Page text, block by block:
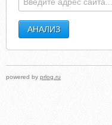
powered by prlog.ru